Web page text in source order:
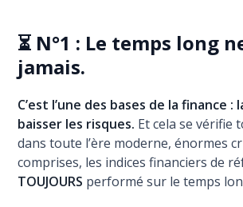
⏳ N°1 : Le temps long
jamais.
C’est l’une des bases de la finance
baisser les risques. Et cela se vérifie
dans toute l’ère moderne, énormes
comprises, les indices financiers de
TOUJOURS performé sur le temps